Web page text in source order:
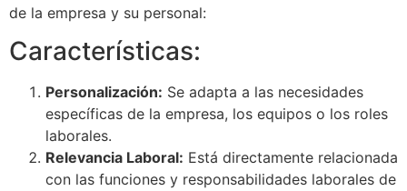
de la empresa y su personal:
Características:
Personalización: Se adapta a las necesidades
específicas de la empresa, los equipos o los roles
laborales.
Relevancia Laboral: Está directamente relacionada
con las funciones y responsabilidades laborales de